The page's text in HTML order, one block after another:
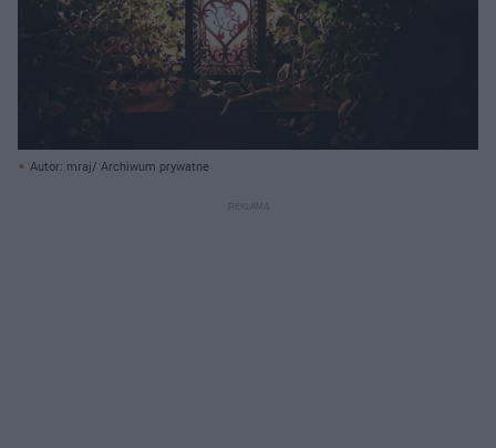
Autor: mraj/ Archiwum prywatne